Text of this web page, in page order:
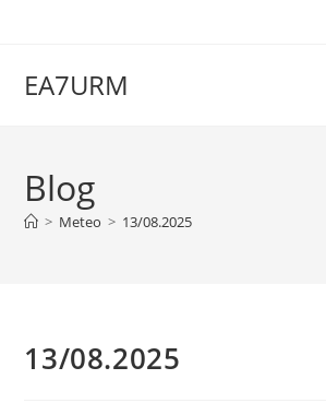
EA7URM
Blog
> Meteo > 13/08.2025
13/08.2025